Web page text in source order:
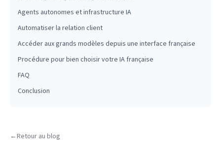
Agents autonomes et infrastructure IA
Automatiser la relation client
Accéder aux grands modèles depuis une interface française
Procédure pour bien choisir votre IA française
FAQ
Conclusion
←Retour au blog